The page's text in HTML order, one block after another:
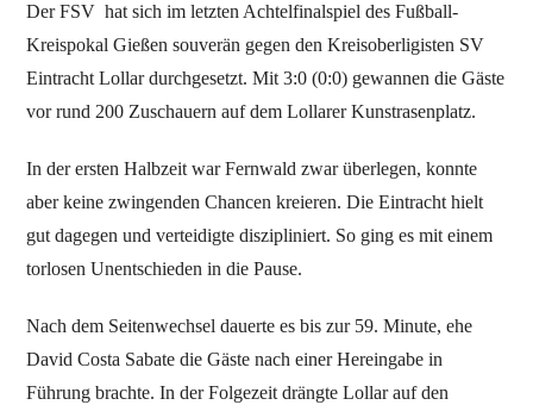
Der FSV hat sich im letzten Achtelfinalspiel des Fußball-
Kreispokal Gießen souverän gegen den Kreisoberligisten SV
Eintracht Lollar durchgesetzt. Mit 3:0 (0:0) gewannen die Gäste
vor rund 200 Zuschauern auf dem Lollarer Kunstrasenplatz.
In der ersten Halbzeit war Fernwald zwar überlegen, konnte
aber keine zwingenden Chancen kreieren. Die Eintracht hielt
gut dagegen und verteidigte diszipliniert. So ging es mit einem
torlosen Unentschieden in die Pause.
Nach dem Seitenwechsel dauerte es bis zur 59. Minute, ehe
David Costa Sabate die Gäste nach einer Hereingabe in
Führung brachte. In der Folgezeit drängte Lollar auf den